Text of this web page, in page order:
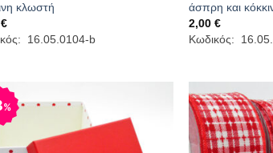
κλωστή
€
16.05.0104-b
άσπρη και
2,00€
Κωδικός:
%